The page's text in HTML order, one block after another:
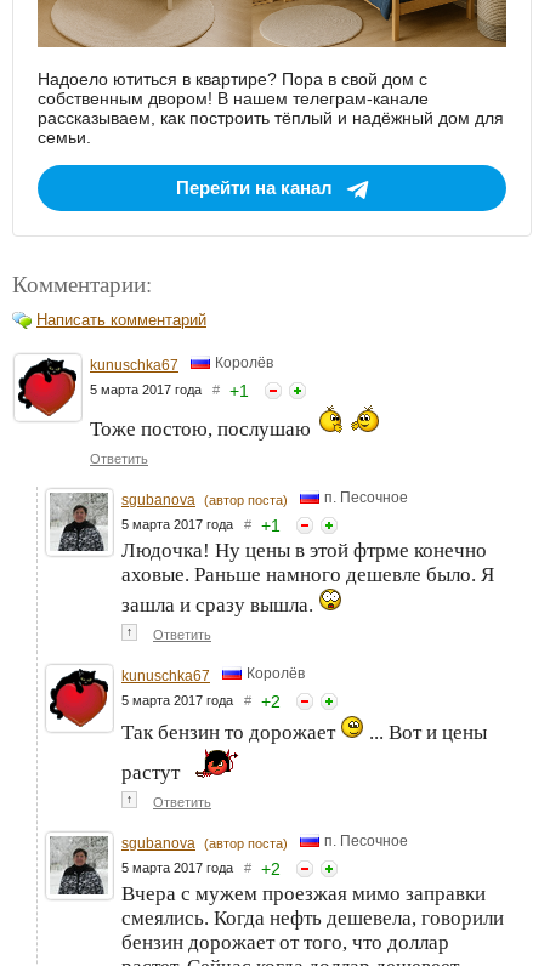
Надоело ютиться в квартире? Пора в свой дом с
собственным двором! В нашем телеграм-канале
рассказываем, как построить тёплый и надёжный дом для
семьи.
Перейти на канал
Комментарии:
Написать комментарий
kunuschka67 Королёв
5 марта 2017 года # +1
Тоже постою, послушаю
Ответить
sgubanova (автор поста) п. Песочное
5 марта 2017 года # +1
Людочка! Ну цены в этой фтрме конечно
аховые. Раньше намного дешевле было. Я
зашла и сразу вышла.
↑ Ответить
kunuschka67 Королёв
5 марта 2017 года # +2
Так бензин то дорожает
... Вот и цены
растут
↑ Ответить
sgubanova (автор поста) п. Песочное
5 марта 2017 года # +2
Вчера с мужем проезжая мимо заправки
смеялись. Когда нефть дешевела, говорили
бензин дорожает от того, что доллар